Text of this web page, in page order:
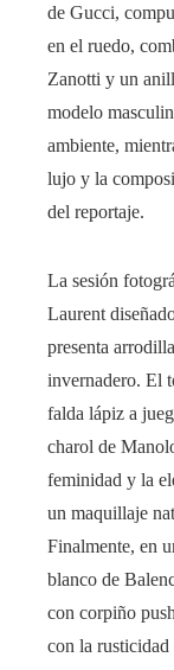
de Gucci,
en el ruedo,
Zanotti y un
modelo
ambiente,
lujo y la
del reportaje.
La sesión
Laurent
presenta
invernadero. El
falda lápiz a
charol de
feminidad y la
un maquillaje
Finalmente, en
blanco de
con corpiño
con la rusticidad